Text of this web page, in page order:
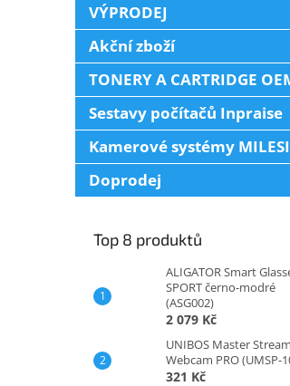
VÝPRODEJ
Akční zboží
TONERY A CARTRIDGE
Sestavy počítačů Inpraise
Kamerové systémy
Doprodej
Top 8 produktů
ALIGATOR Smart
SPORT černo-modré
(ASG002)
2 079 Kč
UNIBOS Master Stream
Webcam PRO (UMSP-
321 Kč